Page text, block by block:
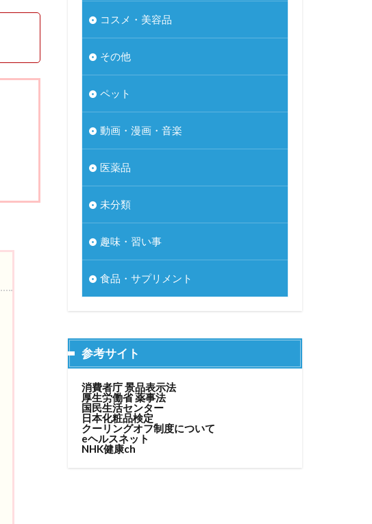
コスメ・美容品
その他
ペット
動画・漫画・音楽
医薬品
未分類
趣味・習い事
食品・サプリメント
参考サイト
消費者庁 景品表示法
厚生労働省 薬事法
国民生活センター
日本化粧品検定
クーリングオフ制度について
eヘルスネット
NHK健康ch